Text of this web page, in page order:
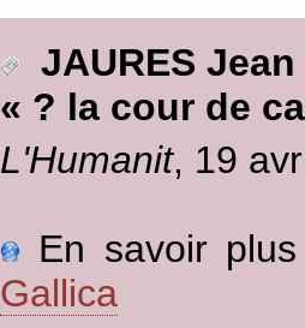
JAURES Jean
« ? la cour de
L'Humanit, 19
En savoir
Gallica